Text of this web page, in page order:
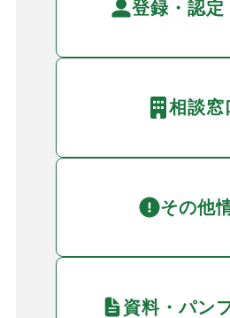
登録・認定
相談窓
その他
資料・パン